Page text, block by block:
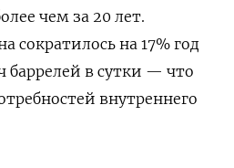
чем за 20 лет.
сократилось на 17% год
баррелей в сутки — что
внутреннего